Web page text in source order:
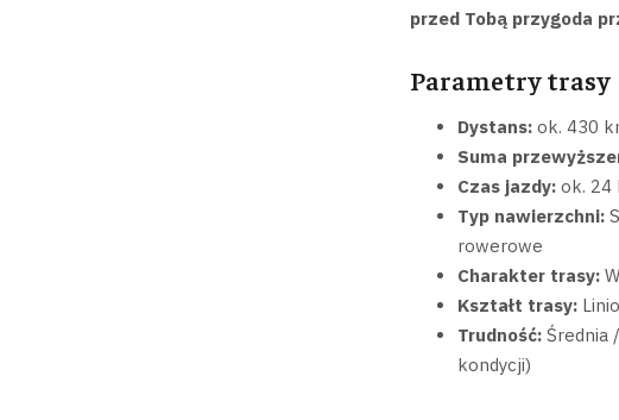
przed Tobą przygoda
Parametry trasy
Dystans:ok. 430
Suma
Czas jazdy:ok. 24
Typ nawierzchni:
rowerowe
Charakter trasy:
Kształt trasy:
Trudność:Średnia
kondycji)